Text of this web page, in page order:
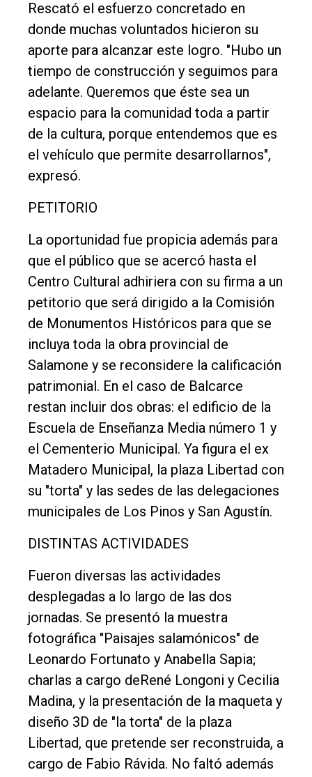
Rescató el esfuerzo concretado en
donde muchas voluntados hicieron su
aporte para alcanzar este logro. "Hubo un
tiempo de construcción y seguimos para
adelante. Queremos que éste sea un
espacio para la comunidad toda a partir
de la cultura, porque entendemos que es
el vehículo que permite desarrollarnos",
expresó.
PETITORIO
La oportunidad fue propicia además para
que el público que se acercó hasta el
Centro Cultural adhiriera con su firma a un
petitorio que será dirigido a la Comisión
de Monumentos Históricos para que se
incluya toda la obra provincial de
Salamone y se reconsidere la calificación
patrimonial. En el caso de Balcarce
restan incluir dos obras: el edificio de la
Escuela de Enseñanza Media número 1 y
el Cementerio Municipal. Ya figura el ex
Matadero Municipal, la plaza Libertad con
su "torta" y las sedes de las delegaciones
municipales de Los Pinos y San Agustín.
DISTINTAS ACTIVIDADES
Fueron diversas las actividades
desplegadas a lo largo de las dos
jornadas. Se presentó la muestra
fotográfica "Paisajes salamónicos" de
Leonardo Fortunato y Anabella Sapia;
charlas a cargo deRené Longoni y Cecilia
Madina, y la presentación de la maqueta y
diseño 3D de "la torta" de la plaza
Libertad, que pretende ser reconstruida, a
cargo de Fabio Rávida. No faltó además